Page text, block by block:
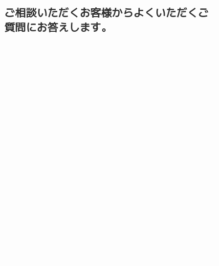
ご相談いただくお客様からよくいただくご
質問にお答えします。